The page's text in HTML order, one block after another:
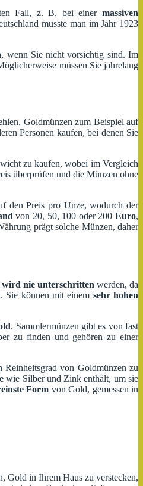
Fall, z. B. bei einermassiven
musste man im Jahr 1923
, wenn Sie nicht vorsichtig sind. Im
müssen Sie jahrelang
Goldmünzen zum Beispiel auf
Personen kaufen, bei denen Sie
zu kaufen, wobei im Vergleich
überprüfen und die Münzen ohne
den Preis pro Unze, wodurch der
von 20, 50, 100 oder 200Euro,
prägt solche Münzen, daher
nie unterschritten werden, da
Sie können mit einem sehr hohen
. Sammlermünzen gibt es von fast
zu finden und gehören zu einer
Reinheitsgrad von Goldmünzen zu
wie Silber und Zink enthält, um sie
Form von Gold, gemessen in
Gold in Ihrem Haus zu verstecken,